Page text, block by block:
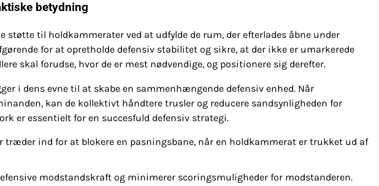
betydning
til holdkammerater ved at udfylde de rum, der efterlades åbne under
for at opretholde defensiv stabilitet og sikre, at der ikke er umarkerede
skal forudse, hvor de er mest nødvendige, og positionere sig derefter.
i dens evne til at skabe en sammenhængende defensiv enhed. Når
kan de kollektivt håndtere trusler og reducere sandsynligheden for
er essentielt for en succesfuld defensiv strategi.
træder ind for at blokere en pasningsbane, når en holdkammerat er trukket ud af
modstandskraft og minimerer scoringsmuligheder for modstanderen.